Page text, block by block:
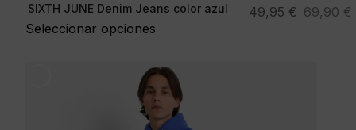
SIXTH JUNE Denim Jeans color azul
Seleccionar opciones
69,90€
El
49,95 €
El